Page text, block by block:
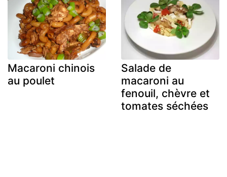
Macaroni chinois
au poulet
Salade de
macaroni au
fenouil, chèvre et
tomates séchées